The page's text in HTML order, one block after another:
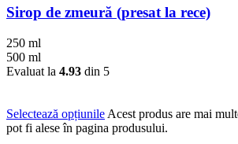
Sirop de zmeură (presat la rece)
250 ml
500 ml
Evaluat la 4.93 din 5
Selectează opțiunile Acest produs are mai
pot fi alese în pagina produsului.